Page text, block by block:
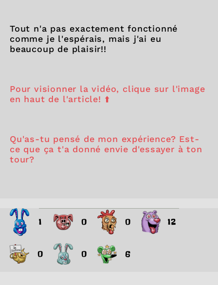
Tout n'a pas exactement fonctionné
comme je l'espérais, mais j'ai eu
beaucoup de plaisir!!
Pour visionner la vidéo, clique sur l'image
en haut de l'article! ⬆️
Qu'as-tu pensé de mon expérience? Est-
ce que ça t'a donné envie d'essayer à ton
tour?
1 0 0 12
0 0 6